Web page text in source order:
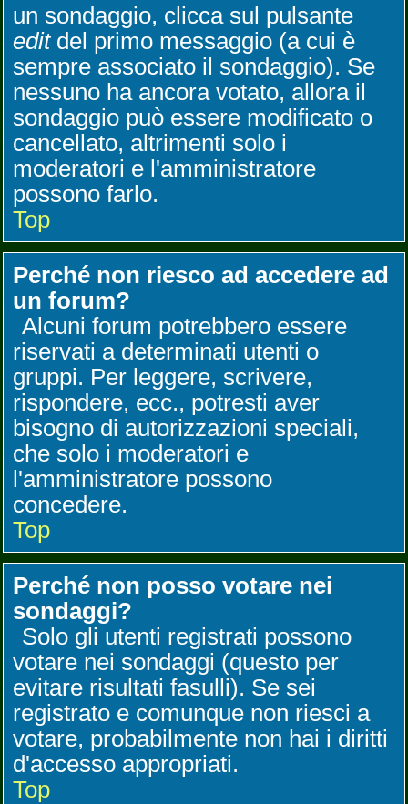
un sondaggio, clicca sul pulsante
editdel primo messaggio (a cui è
sempre associato il sondaggio). Se
nessuno ha ancora votato, allora il
sondaggio può essere modificato o
cancellato, altrimenti solo i
moderatori e l'amministratore
possono farlo.
Top
Perché non riesco ad accedere ad
un forum?
Alcuni forum potrebbero essere
riservati a determinati utenti o
gruppi. Per leggere, scrivere,
rispondere, ecc., potresti aver
bisogno di autorizzazioni speciali,
che solo i moderatori e
l'amministratore possono
concedere.
Top
Perché non posso votare nei
sondaggi?
Solo gli utenti registrati possono
votare nei sondaggi (questo per
evitare risultati fasulli). Se sei
registrato e comunque non riesci a
votare, probabilmente non hai i diritti
d'accesso appropriati.
Top